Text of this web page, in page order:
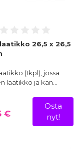
26,5 x 26,5
(1kpl), jossa
laatikko ja kan…
€
Osta
nyt!